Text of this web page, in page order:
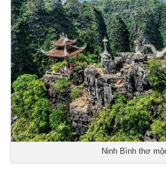
Ninh Bình thơ